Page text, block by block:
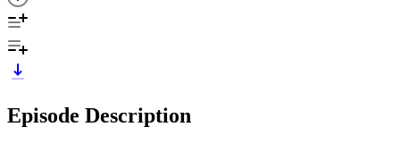
Episode Description